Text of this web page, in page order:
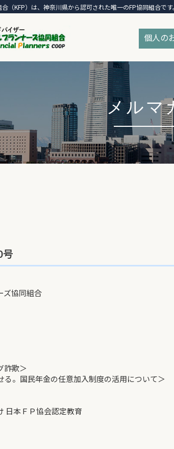
（KFP）は、神奈川県から認可された唯一のFP協同組合です。
個人の
メルマ
ズ協同組合
欺＞
。国民年金の任意加入制度の活用について＞
本ＦＰ協会認定教育